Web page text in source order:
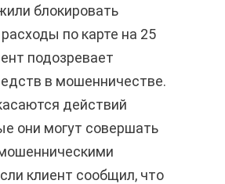
блокировать
по карте на 25
подозревает
в мошенничестве.
действий
они могут совершать
клиент сообщил, что